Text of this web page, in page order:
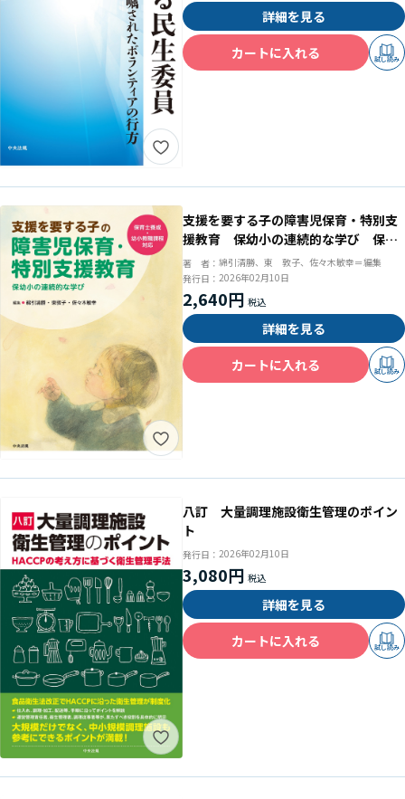
詳細を見る
カートに入れる
試し読み
支援を要する子の障害児保育・特別支
援教育 保幼小の連続的な学び 保育
士養成・幼小教職課程対応
著 者： 綿引清勝、東 敦子、佐々木敏幸＝編集
発行日： 2026年02月10日
2,640円
詳細を見る
カートに入れる
試し読み
八訂 大量調理施設衛生管理のポイン
ト
発行日： 2026年02月10日
3,080円
詳細を見る
カートに入れる
試し読み